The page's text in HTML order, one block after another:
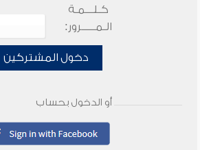
كـلـــمـة
الـمـــــرور:
دخول المشتركين
أو الدخول بحساب